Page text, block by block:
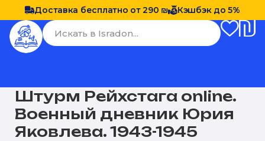
Доставка бесплатно от 290 ₪ Кэшбэк до 5%
Штурм Рейхстага online.
Военный дневник Юрия
Яковлева. 1943-1945